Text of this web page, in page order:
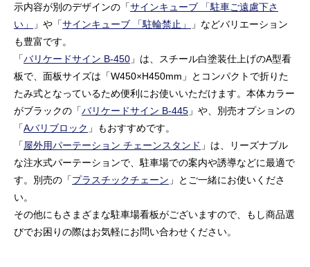
示内容が別のデザインの「サインキューブ 「駐車ご遠慮下さ
い」
」や「サインキューブ 「駐輪禁止」
」などバリエーション
も豊富です。
「バリケードサイン B-450 」は、スチール白塗装仕上げのA型看
板で、面板サイズは「W450×H450mm」とコンパクトで折りた
たみ式となっているため便利にお使いいただけます。本体カラー
がブラックの「バリケードサイン B-445 」や、別売オプションの
「Aバリブロック 」もおすすめです。
「屋外用パーテーション チェーンスタンド 」は、リーズナブル
な注水式パーテーションで、駐車場での案内や誘導などに最適で
す。別売の「プラスチックチェーン 」とご一緒にお使いくださ
い。
その他にもさまざまな駐車場看板がございますので、もし商品選
びでお困りの際はお気軽にお問い合わせください。